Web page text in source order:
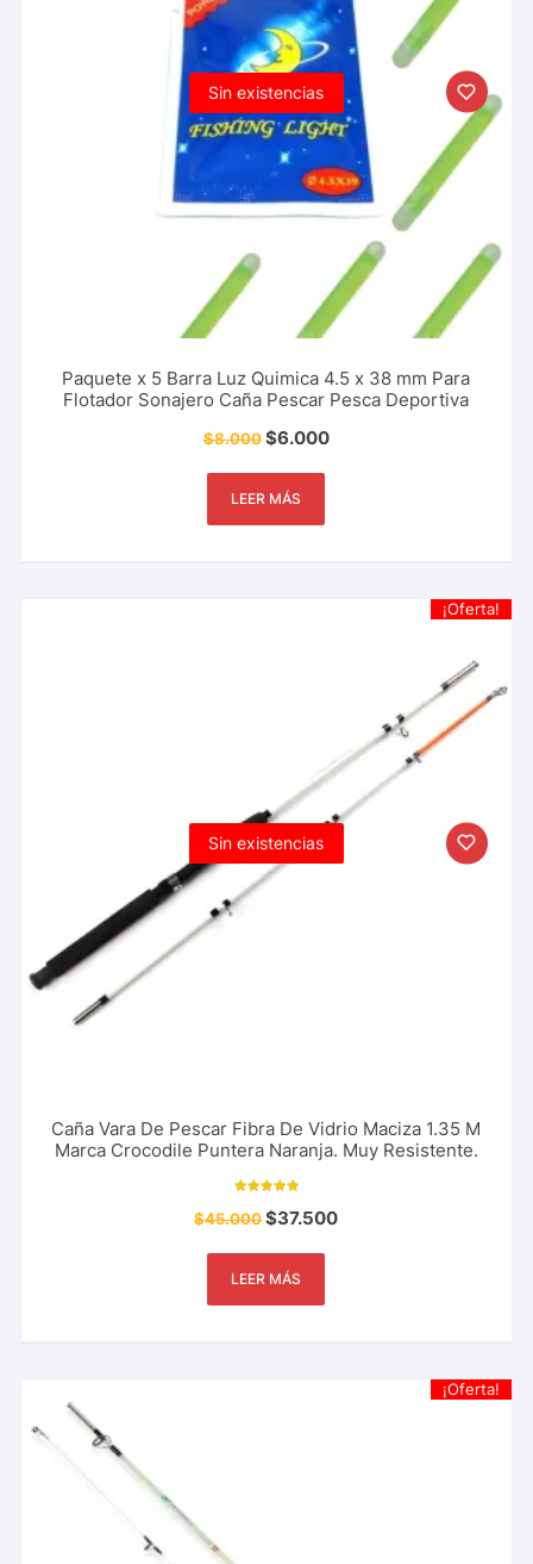
Sin existencias
Paquete x 5 Barra Luz Quimica 4.5 x 38 mm Para
Flotador Sonajero Caña Pescar Pesca Deportiva
$8.000$6.000
LEER MÁS
Sin existencias
¡Oferta!
Caña Vara De Pescar Fibra De Vidrio Maciza 1.35 M
Marca Crocodile Puntera Naranja. Muy Resistente.
5.00
de 5
$45.000$37.500
LEER MÁS
¡Oferta!